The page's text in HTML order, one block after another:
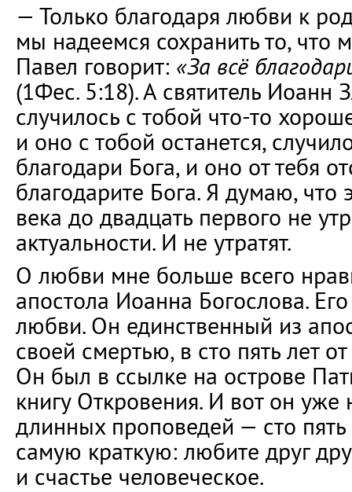
— Только благодаря любви к
мы надеемся сохранить то, что
Павел говорит: «За всё
(1Фес. 5:18). А святитель Иоанн
случилось с тобой что-то
и оно с тобой останется,
благодари Бога, и оно от тебя
благодарите Бога. Я думаю, что
века до двадцать первого не
актуальности. И не утратят.
О любви мне больше всего
апостола Иоанна Богослова.
любви. Он единственный из
своей смертью, в сто пять лет
Он был в ссылке на острове
книгу Откровения. И вот он уже
длинных проповедей — сто пять
самую краткую: любите друг
и счастье человеческое.